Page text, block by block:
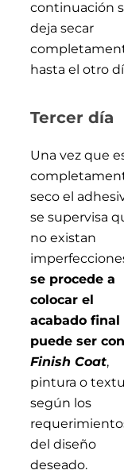
continuación
deja secar
hasta el otro
Tercer día
Una vez que
seco el
se supervisa
no existan
se procede a
colocar el
acabado final
puede ser con
Finish Coat,
pintura o
según los
del diseño
deseado.